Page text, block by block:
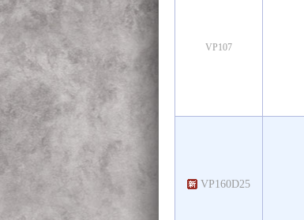
VP107
VP160D25